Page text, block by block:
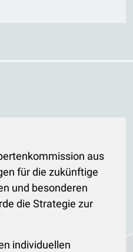
aus
für die zukünftige
und besonderen
die Strategie zur
individuellen